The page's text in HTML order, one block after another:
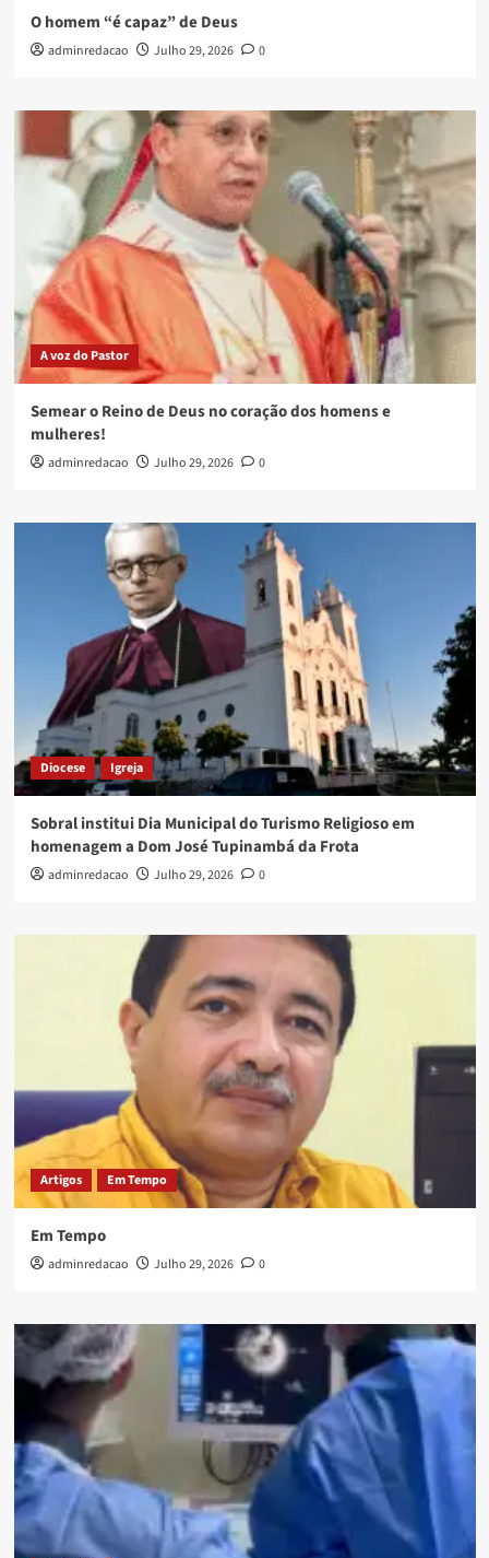
O homem “é capaz” de Deus
adminredacao Julho 29, 2026 0
A voz do Pastor
Semear o Reino de Deus no coração dos homens e
mulheres!
adminredacao Julho 29, 2026 0
Diocese Igreja
Sobral institui Dia Municipal do Turismo Religioso em
homenagem a Dom José Tupinambá da Frota
adminredacao Julho 29, 2026 0
Artigos Em Tempo
Em Tempo
adminredacao Julho 29, 2026 0